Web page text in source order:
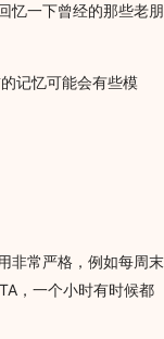
忆一下曾经的那些老朋
记忆可能会有些模
非常严格，例如每周末
，一个小时有时候都